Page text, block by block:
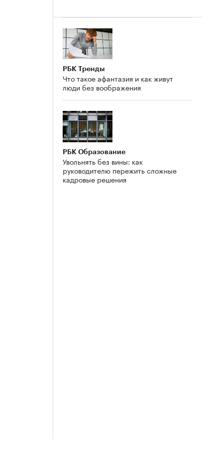
РБК Тренды
Что такое афантазия и как живут
люди без воображения
РБК Образование
Увольнять без вины: как
руководителю пережить сложные
кадровые решения